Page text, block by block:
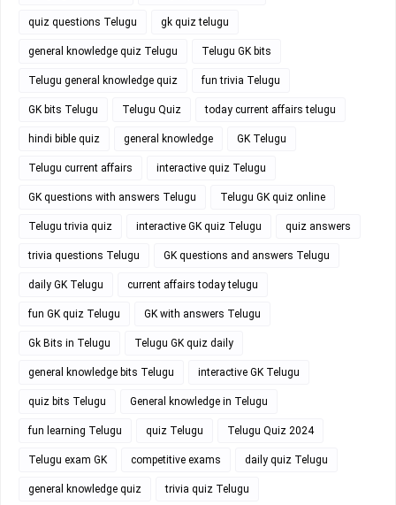
quiz questions Telugu gk quiz telugu
general knowledge quiz Telugu Telugu GK bits
Telugu general knowledge quiz fun trivia Telugu
GK bits Telugu Telugu Quiz today current affairs telugu
hindi bible quiz general knowledge GK Telugu
Telugu current affairs interactive quiz Telugu
GK questions with answers Telugu Telugu GK quiz online
Telugu trivia quiz interactive GK quiz Telugu quiz answers
trivia questions Telugu GK questions and answers Telugu
daily GK Telugu current affairs today telugu
fun GK quiz Telugu GK with answers Telugu
Gk Bits in Telugu Telugu GK quiz daily
general knowledge bits Telugu interactive GK Telugu
quiz bits Telugu General knowledge in Telugu
fun learning Telugu quiz Telugu Telugu Quiz 2024
Telugu exam GK competitive exams daily quiz Telugu
general knowledge quiz trivia quiz Telugu